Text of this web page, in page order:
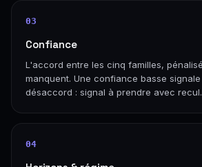
03
Confiance
L'accord entre les cinq familles,
manquent. Une confiance basse
désaccord : signal à prendre avec recul.
04